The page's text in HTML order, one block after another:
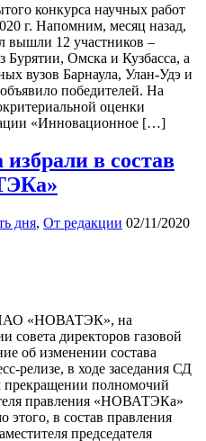
конкурса научных работ
г. Напомним, месяц назад,
вышли 12 участников –
Бурятии, Омска и Кузбасса, а
вузов Барнаула, Улан-Удэ и
победителей. На
оценки
«Инновационное […]
в состав
дня, От редакции 02/11/2020
ПАО «НОВАТЭК», на
совета директоров газовой
об изменении состава
релизе, в ходе заседания СД
полномочий
правления «НОВАТЭКа»
в состав правления
председателя